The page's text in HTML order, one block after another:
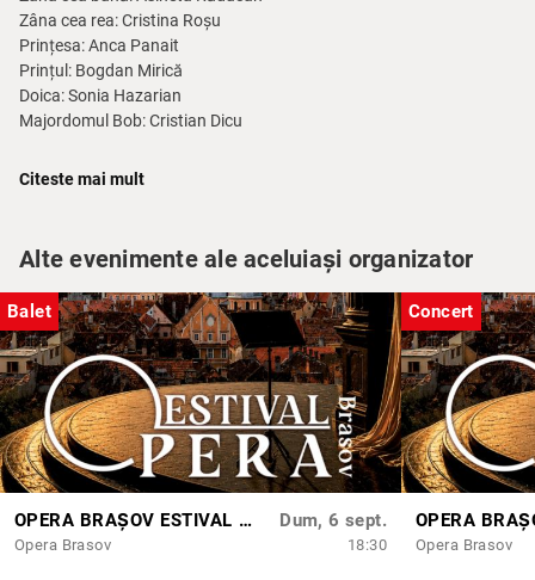
Zâna cea rea: Cristina Roșu
Prințesa: Anca Panait
Prințul: Bogdan Mirică
Doica: Sonia Hazarian
Majordomul Bob: Cristian Dicu
Coregrafia:Nermina Damian, Valentina Mirică
Asistent mișcare scenică:Alexandra Scriminț
Regie scenă:Silvia Papadopoulos
Citeste mai mult
Alte evenimente ale aceluiași organizator
Balet
OPERA BRAȘOV ESTIVAL – DANCING SUMMER - SPECTACOL DE BALET
Opera Brasov
Dum, 6 sept.
18:30
Concert
Opera Brasov